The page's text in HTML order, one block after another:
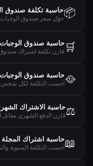
📦حاسبة تكلفة صندوق
🛒 حاسبة صندوق
🥘حاسبة صندوق الوجبات
⚖️حاسبة الاشتراك
📖حاسبة اشتراك المجلة